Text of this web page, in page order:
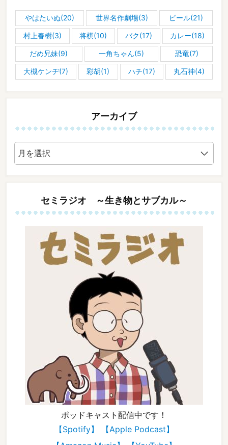
やはたいぬ(20) 世界名作劇場(3) ビール(21)
村上春樹(3) 将棋(10) バク(17) カレー(18)
だめ兄妹(9) 一角ちゃん(5) 恐竜(7)
大槻ケンヂ(7) 彩胡(1) ハチ(17) 丸石神(4)
アーカイブ
ア
ー
カ
セミラジオ ～生き物とサブカル～
ポッドキャスト配信中です！
【Spotify】
【Apple Podcast】